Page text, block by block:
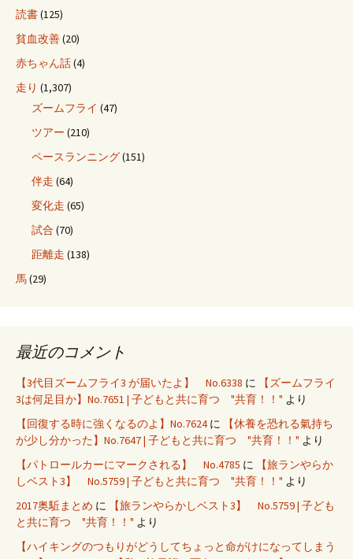
読書(125)
貧血改善(20)
赤ちゃん話(4)
走り (1,307)
ズームフライ (47)
ツアー (210)
ペースランニング(151)
伴走 (64)
変化走 (65)
試合 (70)
距離走 (138)
馬(29)
最近のコメント
【3代目ズームフライ3 が届いたよ】 No.6338 に
【ズームフライ
3は何足目か】No.7651 | 子どもと共に育つ "共育！！" より
【回復する時に強くなるのよ】No.7624に
【休養を恐れる氣持ち
が少し分かった】No.7647 | 子どもと共に育つ "共育！！" より
【パトロールカーにマークされる】 No.4785 に
【旅ランやらか
しベスト3】 No.5759 | 子どもと共に育つ "共育！！" より
2017奥駈まとめ に
【旅ランやらかしベスト3】 No.5759 | 子ども
と共に育つ "共育！！" より
【ハイキングのつもりがどうしてちょっと命がけになってしまう